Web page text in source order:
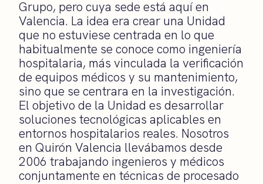
Grupo, pero cuya sede está aquí en
Valencia. La idea era crear una Unidad
que no estuviese centrada en lo que
habitualmente se conoce como ingeniería
hospitalaria, más vinculada la verificación
de equipos médicos y su mantenimiento,
sino que se centrara en la investigación.
El objetivo de la Unidad es desarrollar
soluciones tecnológicas aplicables en
entornos hospitalarios reales. Nosotros
en Quirón Valencia llevábamos desde
2006 trabajando ingenieros y médicos
conjuntamente en técnicas de procesado